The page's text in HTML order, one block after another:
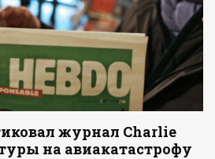
журнал Charlie
на авиакатастрофу